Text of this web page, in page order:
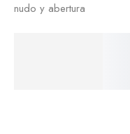
nudo y abertura